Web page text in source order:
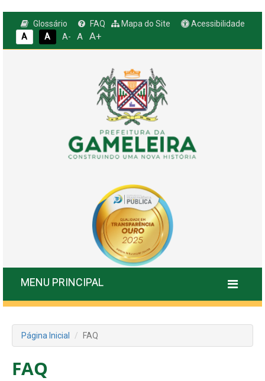
Glossário FAQ Mapa do Site
Acessibilidade
A
A A- A A+
MENU PRINCIPAL
Página Inicial FAQ
FAQ